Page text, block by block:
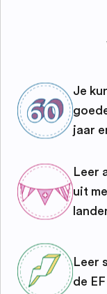
Je
jaar
Leer
uit
Leer
de